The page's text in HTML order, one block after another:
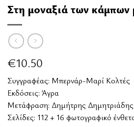
Στη μοναξιά των κάμπων
€10.50
Συγγραφέας: Μπερνάρ-Μαρί Κολτές
Εκδόσεις: Άγρα
Μετάφραση: Δημήτρης Δημητριάδης
Σελίδες: 112 + 16 φωτογραφικό